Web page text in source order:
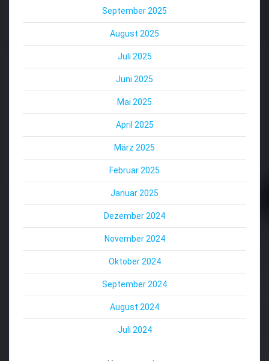
September 2025
August 2025
Juli 2025
Juni 2025
Mai 2025
April 2025
März 2025
Februar 2025
Januar 2025
Dezember 2024
November 2024
Oktober 2024
September 2024
August 2024
Juli 2024